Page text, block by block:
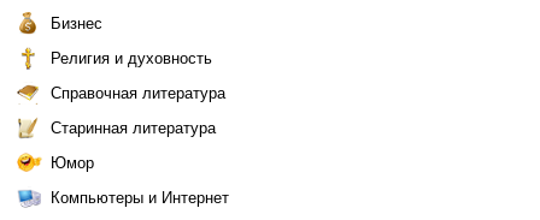
Бизнес
Религия и духовность
Справочная литература
Старинная литература
Юмор
Компьютеры и Интернет